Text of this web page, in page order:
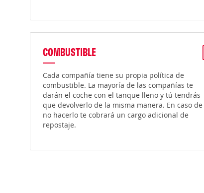
COMBUSTIBLE
Cada compañía tiene su propia política de
combustible. La mayoría de las compañías te
darán el coche con el tanque lleno y tú tendrás
que devolverlo de la misma manera. En caso de
no hacerlo te cobrará un cargo adicional de
repostaje.